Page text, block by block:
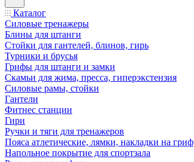
Каталог
Силовые тренажеры
Блины для штанги
Стойки для гантелей, блинов, гирь
Турники и брусья
Грифы для штанги и замки
Скамьи для жима, пресса, гиперэкстензия
Силовые рамы, стойки
Гантели
Фитнес станции
Гири
Ручки и тяги для тренажеров
Пояса атлетические, лямки, накладки на гриф
Напольное покрытие для спортзала